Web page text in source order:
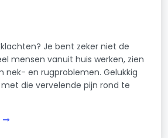
Je bent zeker niet de
mensen vanuit huis werken, zien
nek- en rugproblemen. Gelukkig
die vervelende pijn rond te